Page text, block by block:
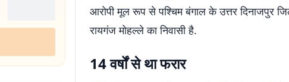
आरोपी मूल रूप से पश्चिम बंगाल के उत्तर दिनाजपुर
रायगंज मोहल्ले का निवासी है.
14 वर्षों से था फरार